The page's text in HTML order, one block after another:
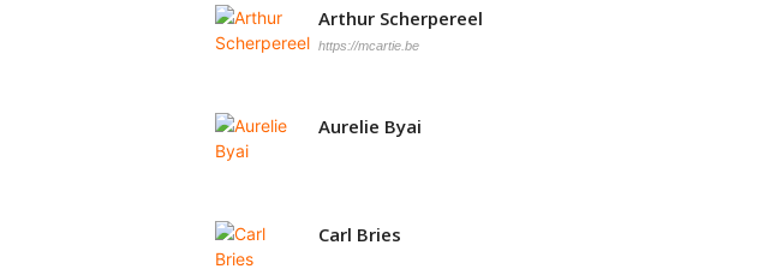
Arthur Scherpereel
https://mcartie.be
Aurelie Byai
Carl Bries